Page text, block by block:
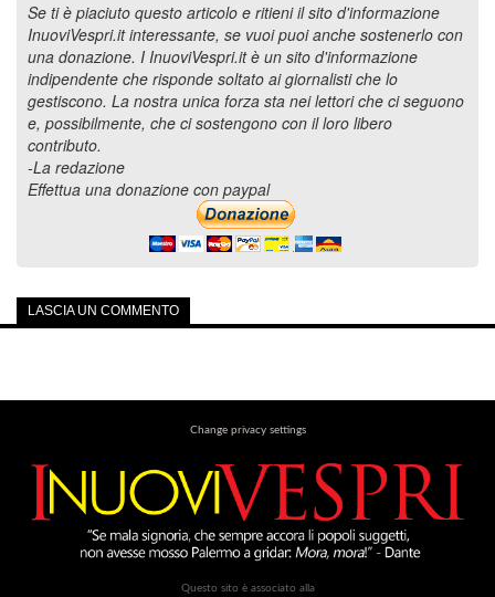
Se ti è piaciuto questo articolo e ritieni il sito d'informazione
InuoviVespri.it interessante, se vuoi puoi anche sostenerlo con
una donazione. I InuoviVespri.it è un sito d'informazione
indipendente che risponde soltato ai giornalisti che lo
gestiscono. La nostra unica forza sta nei lettori che ci seguono
e, possibilmente, che ci sostengono con il loro libero
contributo.
-La redazione
Effettua una donazione con paypal
LASCIA UN COMMENTO
Change privacy settings
Questo sito è associato alla